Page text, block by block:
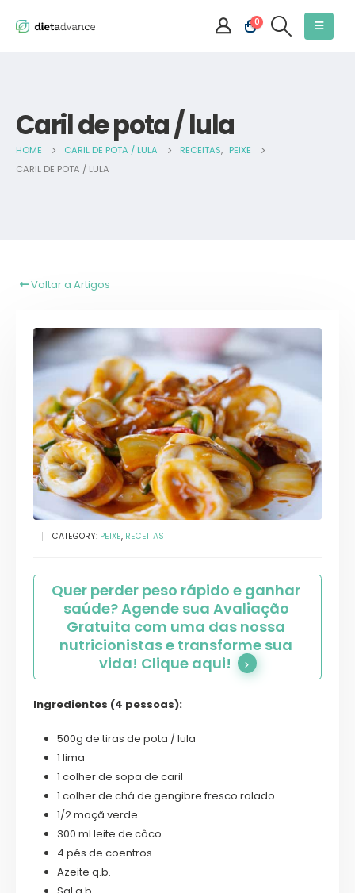
0
Caril de pota / lula
HOME CARIL DE POTA / LULA RECEITAS, PEIXE
CARIL DE POTA / LULA
Voltar a Artigos
CATEGORY: PEIXE, RECEITAS
Quer perder peso rápido e ganhar
saúde? Agende sua Avaliação
Gratuita com uma das nossa
nutricionistas e transforme sua
vida! Clique aqui!
Ingredientes (4 pessoas):
500g de tiras de pota / lula
1 lima
1 colher de sopa de caril
1 colher de chá de gengibre fresco ralado
1/2 maçã verde
300 ml leite de côco
4 pés de coentros
Azeite q.b.